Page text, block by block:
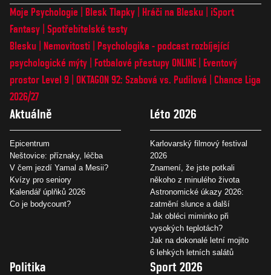
Moje Psychologie Blesk Tlapky Hráči na Blesku
iSport
Fantasy Spotřebitelské testy
Blesku
Nemovitosti
Psychologika - podcast rozbíjející
psychologické mýty
Fotbalové přestupy ONLINE
Eventový
prostor Level 9 OKTAGON 92: Szabová vs. Pudilová
Chance Liga
2026/27
Aktuálně
Epicentrum
Neštovice: příznaky, léčba
V čem jezdí Yamal a Mesii?
Kvízy pro seniory
Kalendář úplňků 2026
Co je bodycount?
Léto 2026
Karlovarský filmový festival
2026
Znamení, že jste potkali
někoho z minulého života
Astronomické úkazy 2026:
zatmění slunce a další
Jak obléci miminko při
vysokých teplotách?
Jak na dokonalé letní mojito
6 lehkých letních salátů
Politika Sport 2026